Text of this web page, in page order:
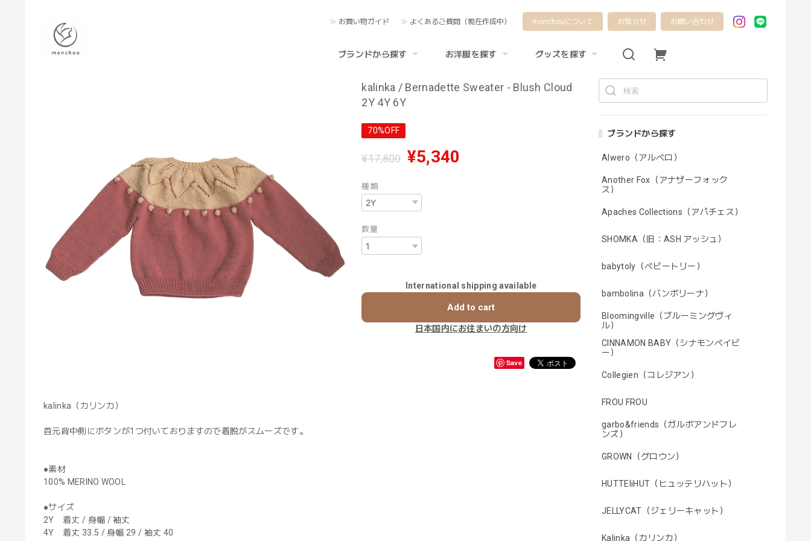
お買い物ガイド よくあるご質問（現在作成中） monchouについて お知らせ お問い合わせ
ブランドから探す お洋服を探す グッズを探す
ブランドから探す
Alwero（アルベロ）
Another Fox（アナザーフォック
ス）
Apaches Collections（アパチェス）
SHOMKA（旧：ASH アッシュ）
babytoly（ベビートリー）
bambolina（バンボリーナ）
Bloomingville（ブルーミングヴィ
ル）
CINNAMON BABY（シナモンベイビ
ー）
Collegien（コレジアン）
FROU FROU
garbo&friends（ガルボアンドフレ
ンズ）
GROWN（グロウン）
HUTTEliHUT（ヒュッテリハット）
JELLYCAT（ジェリーキャット）
Kalinka（カリンカ）
kalinka / Bernadette Sweater - Blush Cloud
2Y 4Y 6Y
70%OFF
¥17,800 ¥5,340
種類
数量
International shipping available
Add to cart
日本国内にお住まいの方向け
Save
kalinka（カリンカ）
首元背中側にボタンが1つ付いておりますので着脱がスムーズです。
●素材
100% MERINO WOOL
●サイズ
2Y 着丈 / 身幅 / 袖丈
4Y 着丈 33.5 / 身幅 29 / 袖丈 40